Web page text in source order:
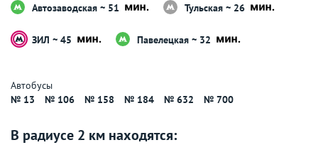
Автозаводская ~ 51 Тульская ~ 26
ЗИЛ ~ 45 Павелецкая ~ 32
Автобусы
№ 13
№ 106 № 158 № 184 № 632 № 700
В радиусе 2 км находятся: